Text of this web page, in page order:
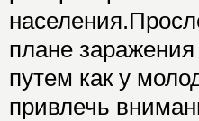
плане
путем как у
привлечь